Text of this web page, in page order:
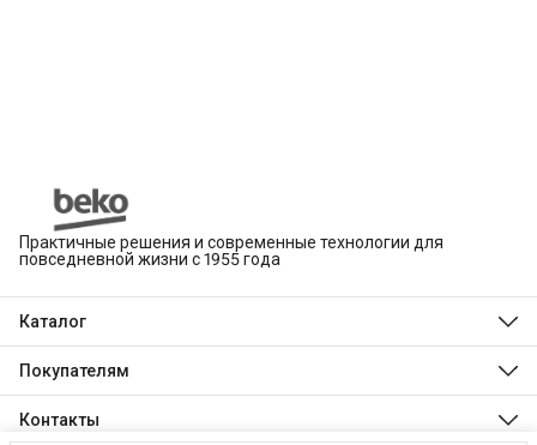
Практичные решения и современные технологии для
повседневной жизни с 1955 года
Каталог
Hotpoint
Стиральные и сушильные машины
Посудомоечные машины
Покупателям
Оплата
Доставка
Контакты